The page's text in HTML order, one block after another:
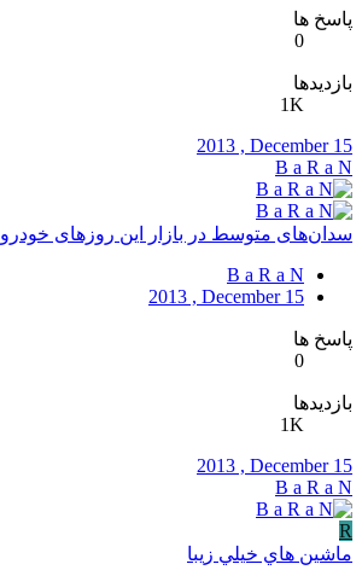
پاسخ ها
0
بازدیدها
1K
2013 , December 15
B a R a N
سدان‌های متوسط در بازار این روزهای خودرو
B a R a N
2013 , December 15
پاسخ ها
0
بازدیدها
1K
2013 , December 15
B a R a N
R
ماشين هاي خيلي زيبا